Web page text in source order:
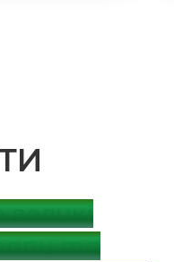
та